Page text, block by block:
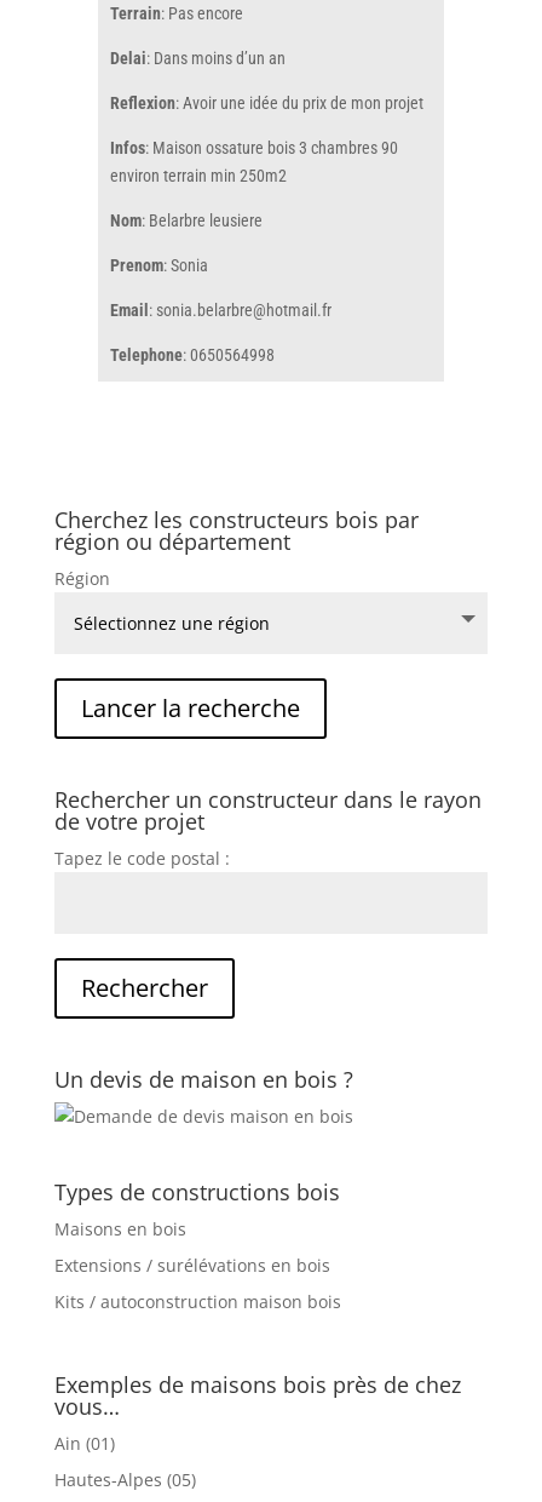
Terrain: Pas encore
Delai: Dans moins d’un an
Reflexion: Avoir une idée du prix de mon projet
Infos: Maison ossature bois 3 chambres 90
environ terrain min 250m2
Nom: Belarbre leusiere
Prenom: Sonia
Email : sonia.belarbre@hotmail.fr
Telephone: 0650564998
Cherchez les constructeurs bois par
région ou département
Région
Rechercher un constructeur dans le rayon
de votre projet
Tapez le code postal :
Un devis de maison en bois ?
Types de constructions bois
Maisons en bois
Extensions / surélévations en bois
Kits / autoconstruction maison bois
Exemples de maisons bois près de chez
vous…
Ain (01)
Hautes-Alpes (05)